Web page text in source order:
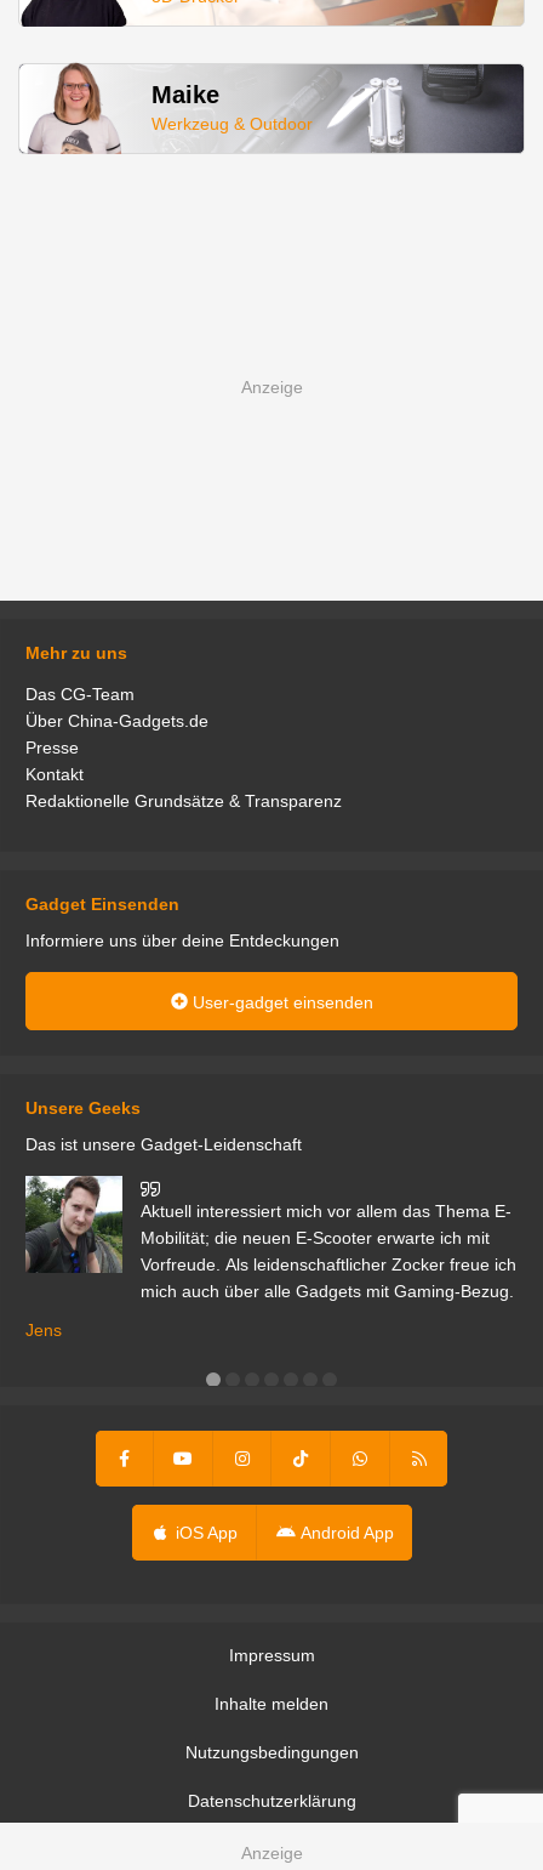
Maike
Werkzeug & Outdoor
Mehr zu uns
Das CG-Team
Über China-Gadgets.de
Presse
Kontakt
Redaktionelle Grundsätze & Transparenz
Gadget Einsenden
Informiere uns über deine Entdeckungen
User-gadget einsenden
Unsere Geeks
Das ist unsere Gadget-Leidenschaft
Aktuell interessiert mich vor allem das Thema E-
Mobilität; die neuen E-Scooter erwarte ich mit
Vorfreude. Als leidenschaftlicher Zocker freue ich
mich auch über alle Gadgets mit Gaming-Bezug.
Jens
iOS App Android App
Impressum
Inhalte melden
Nutzungsbedingungen
Datenschutzerklärung
Datenschutzeinstellungen